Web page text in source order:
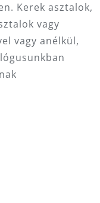
Kerek asztalok,
vagy
vagy anélkül,